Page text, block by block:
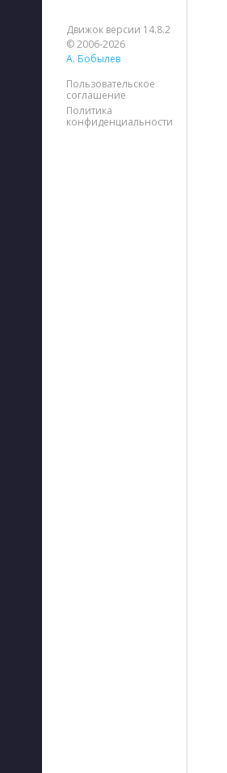
Движок версии 14.8.2
© 2006-2026
А. Бобылев
Пользовательское
соглашение
Политика
конфиденциальности